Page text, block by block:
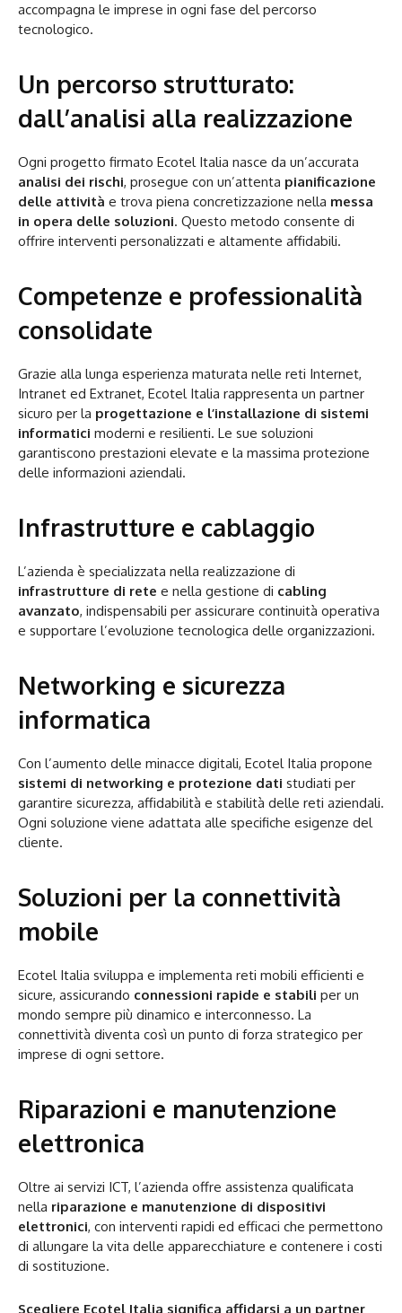
accompagna le imprese in ogni fase del percorso
tecnologico.
Un percorso strutturato:
dall’analisi alla realizzazione
Ogni progetto firmato Ecotel Italia nasce da un’accurata
analisi dei rischi, prosegue con un’attenta pianificazione
delle attività e trova piena concretizzazione nella messa
in opera delle soluzioni. Questo metodo consente di
offrire interventi personalizzati e altamente affidabili.
Competenze e professionalità
consolidate
Grazie alla lunga esperienza maturata nelle reti Internet,
Intranet ed Extranet, Ecotel Italia rappresenta un partner
sicuro per la progettazione e l’installazione di sistemi
informatici moderni e resilienti. Le sue soluzioni
garantiscono prestazioni elevate e la massima protezione
delle informazioni aziendali.
Infrastrutture e cablaggio
L’azienda è specializzata nella realizzazione di
infrastrutture di rete e nella gestione di cabling
avanzato, indispensabili per assicurare continuità operativa
e supportare l’evoluzione tecnologica delle organizzazioni.
Networking e sicurezza
informatica
Con l’aumento delle minacce digitali, Ecotel Italia propone
sistemi di networking e protezione dati studiati per
garantire sicurezza, affidabilità e stabilità delle reti aziendali.
Ogni soluzione viene adattata alle specifiche esigenze del
cliente.
Soluzioni per la connettività
mobile
Ecotel Italia sviluppa e implementa reti mobili efficienti e
sicure, assicurando connessioni rapide e stabili per un
mondo sempre più dinamico e interconnesso. La
connettività diventa così un punto di forza strategico per
imprese di ogni settore.
Riparazioni e manutenzione
elettronica
Oltre ai servizi ICT, l’azienda offre assistenza qualificata
nella riparazione e manutenzione di dispositivi
elettronici, con interventi rapidi ed efficaci che permettono
di allungare la vita delle apparecchiature e contenere i costi
di sostituzione.
Scegliere Ecotel Italia significa affidarsi a un partner